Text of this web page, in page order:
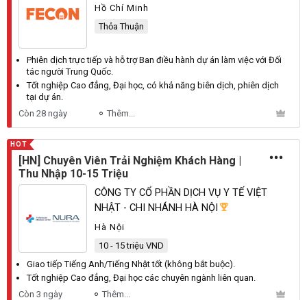
Hồ Chí Minh
Thỏa Thuận
Phiên dịch trực tiếp và hỗ trợBan điều hành dự án làm việc với Đối
tác ngườiTrung Quốc.
Tốt nghiệp Cao đẳng, Đại học, có khả năng biên dịch, phiên dịch
tại dự án.
Còn 28 ngày
Thêm...
HOT
[HN] Chuyên Viên Trải Nghiệm Khách Hàng |
Thu Nhập 10-15 Triệu
CÔNG TY CỔ PHẦN DỊCH VỤ Y TẾ VIỆT
NHẬT - CHI NHÁNH HÀ NỘI
Hà Nội
10 - 15 triệu VND
Giao tiếpTiếng Anh/Tiếng Nhậttốt (không bắt buộc).
Tốt nghiệp Cao đẳng, Đại học các chuyên ngành liên quan.
Còn 3 ngày
Thêm...